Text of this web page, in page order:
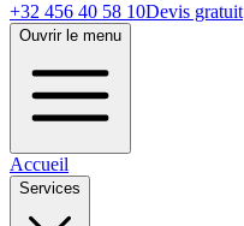
+32 456 40 58 10Devis gratuit
Ouvrir le menu
Accueil
Services